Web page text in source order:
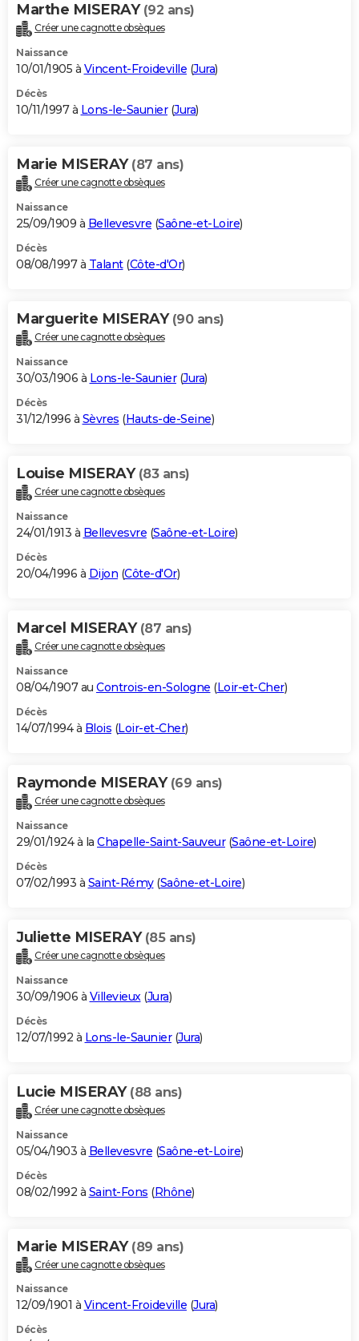
Marthe MISERAY (92 ans)
Créer une cagnotte obsèques
Naissance
10/01/1905 à Vincent-Froideville (Jura)
Décès
10/11/1997 à Lons-le-Saunier(Jura)
Marie MISERAY (87 ans)
Créer une cagnotte obsèques
Naissance
25/09/1909 à Bellevesvre (Saône-et-Loire)
Décès
08/08/1997 à Talant(Côte-d'Or)
Marguerite MISERAY (90 ans)
Créer une cagnotte obsèques
Naissance
30/03/1906 à Lons-le-Saunier(Jura)
Décès
31/12/1996 à Sèvres (Hauts-de-Seine)
Louise MISERAY (83 ans)
Créer une cagnotte obsèques
Naissance
24/01/1913 à Bellevesvre (Saône-et-Loire)
Décès
20/04/1996 à Dijon (Côte-d'Or)
Marcel MISERAY (87 ans)
Créer une cagnotte obsèques
Naissance
08/04/1907 au Controis-en-Sologne (Loir-et-Cher)
Décès
14/07/1994 à Blois (Loir-et-Cher)
Raymonde MISERAY (69 ans)
Créer une cagnotte obsèques
Naissance
29/01/1924 à la Chapelle-Saint-Sauveur(Saône-et-Loire)
Décès
07/02/1993 à Saint-Rémy(Saône-et-Loire)
Juliette MISERAY (85 ans)
Créer une cagnotte obsèques
Naissance
30/09/1906 à Villevieux(Jura)
Décès
12/07/1992 à Lons-le-Saunier(Jura)
Lucie MISERAY (88 ans)
Créer une cagnotte obsèques
Naissance
05/04/1903 à Bellevesvre (Saône-et-Loire)
Décès
08/02/1992 à Saint-Fons (Rhône)
Marie MISERAY (89 ans)
Créer une cagnotte obsèques
Naissance
12/09/1901 à Vincent-Froideville (Jura)
Décès